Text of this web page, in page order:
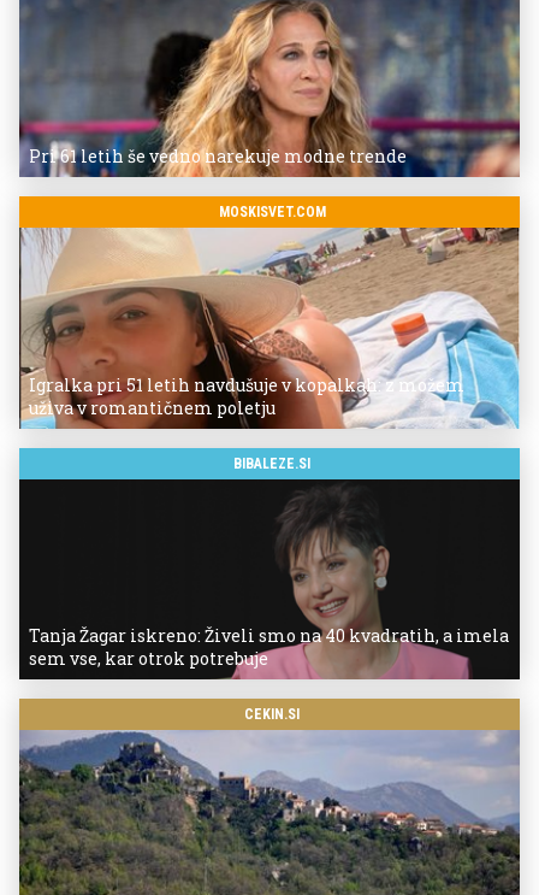
Pri 61 letih še vedno narekuje modne trende
MOSKISVET.COM
Igralka pri 51 letih navdušuje v kopalkah: z možem
uživa v romantičnem poletju
BIBALEZE.SI
Tanja Žagar iskreno: Živeli smo na 40 kvadratih, a imela
sem vse, kar otrok potrebuje
CEKIN.SI